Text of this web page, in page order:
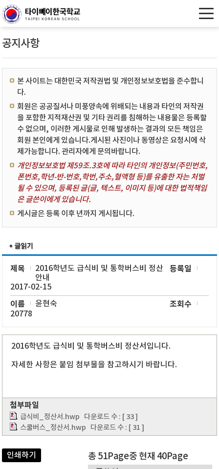
공지사항
본 사이트는 대한민국 저작권법 및 개인정보보호법을 준수합니
다.
회원은 공공질서나 미풍양속에 위배되는 내용과 타인의 저작권
을 포함한 지적재산권 및 기타 권리를 침해하는 내용물은 등록할
수 없으며, 이러한 게시물로 인해 발생하는 결과의 모든 책임은
회원 본인에게 있습니다.게시된 사진이나 동영상은 요청시에 삭
제가능합니다. 관리자에게 문의바랍니다.
개인정보보호법 제59조.3호에 따라 타인의 개인정보(주민번호,
폰번호,학년-반-번호,학번,주소,혈액형 등)를 유출한 자는 처벌
될 수 있으며, 등록된 글(글, 텍스트, 이미지 등)에 대한 법적책임
은 글쓴이에게 있습니다.
게시글은 등록 이후 년까지 게시됩니다.
제목
2016학년도 급식비 및 통학버스비 정산
안내
등록일
2017-02-15
이름 윤현숙 조회수
20778
2016학년도 급식비 및 통학버스비 정산서입니다.
자세한 사항은 붙임 첨부물을 참고하시기 바랍니다.
첨부파일
급식비_정산서.hwp 다운로드 수 : [ 33 ]
스쿨버스_정산서.hwp 다운로드 수 : [ 31 ]
인쇄하기 총 51Page중 현재 40Page